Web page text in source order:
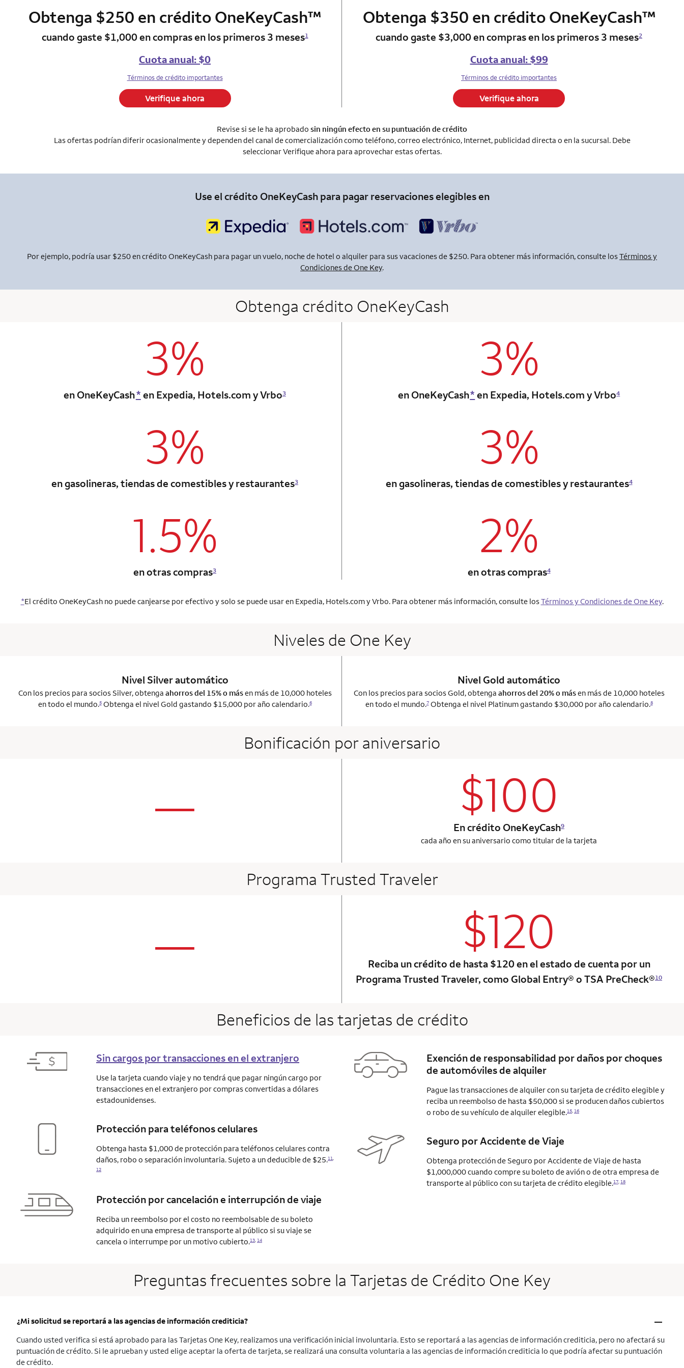
column 1 Onkey card
Obtenga $250 en crédito OneKeyCashtrademark
™
cuando gaste $1,000 en compras en los primeros 3 meses1
Cuota anual: $0
Términos de crédito importantes
Verifique ahora
column 2 Onkey+ card
Obtenga $350 en crédito OneKeyCash™
cuando gaste $3,000 en compras en los primeros 3 meses2
Cuota anual: $99
Términos de crédito importantes
Verifique ahora
Revise si se le ha aprobado sin ningún efecto en su puntuación de crédito
Las ofertas podrían diferir ocasionalmente y dependen del canal de comercialización como teléfono, correo electrónico, Internet, publicidad directa o en la sucursal. Debe
seleccionar Verifique ahora para aprovechar estas ofertas.
Use el crédito OneKeyCash para pagar reservaciones elegibles en
Por ejemplo, podría usar $250 en crédito OneKeyCash para pagar un vuelo, noche de hotel o alquiler para sus vacaciones de $250. Para obtener más información, consulte losTérminos y
Condiciones de One Key.
Obtenga crédito OneKeyCash
column 1 Onkey card
3%
en OneKeyCash* en Expedia, Hotels.com y Vrbo3
column 2 Onkey+ card
3%
en OneKeyCash* en Expedia, Hotels.com y Vrbo4
column 1 Onkey card
3%
en gasolineras, tiendas de comestibles y restaurantes3
column 2 Onkey+ card
3%
en gasolineras, tiendas de comestibles y restaurantes4
column 1 Onkey card
1.5%
en otras compras3
column 2 Onkey+ card
2%
en otras compras4
*El crédito OneKeyCash no puede canjearse por efectivo y solo se puede usar en Expedia, Hotels.com y Vrbo. Para obtener más información, consulte losTérminos y Condiciones de One Key.
Niveles de One Key
column 1 Onkey card
Nivel Silverautomático
Con los precios para socios Silver, obtenga ahorros del 15% o másen más de 10,000 hoteles
en todo el mundo.5Obtenga el nivel Gold gastando $15,000 por año calendario.6
column 2 Onkey+ card
Nivel Gold automático
Con los precios para socios Gold, obtenga ahorros del 20% o másen más de 10,000 hoteles
en todo el mundo.7Obtenga el nivel Platinum gastando $30,000 por año calendario.8
Bonificación por aniversario
—not applicable column 2 Onkey+ card
$100
En crédito OneKeyCash9
cada año en su aniversario como titular de la tarjeta
Programa Trusted Traveler
—not applicable column 2 Onkey+ card
$120
Reciba un crédito de hasta $120 en el estado de cuenta por un
Programa Trusted Traveler, como Global Entry® o TSA PreCheck®10
Beneficios de las tarjetas de crédito
Sin cargos por transacciones en el extranjero
Use la tarjeta cuando viaje y no tendrá que pagar ningún cargo por
transacciones en el extranjero por compras convertidas a dólares
estadounidenses.
Protección para teléfonos celulares
Obtenga hasta $1,000 de protección para teléfonos celulares contra
daños, robo o separación involuntaria. Sujeto a un deducible de $25.11
12
Protección por cancelación e interrupción de viaje
Reciba un reembolso por el costo no reembolsable de su boleto
adquirido en una empresa de transporte al público si su viaje se
cancela o interrumpe por un motivo cubierto.13 14
Exención de responsabilidad por daños por choques
de automóviles de alquiler
Pague las transacciones de alquiler con su tarjeta de crédito elegible y
reciba un reembolso de hasta $50,000 si se producen daños cubiertos
o robo de su vehículo de alquilerelegible.15 16
Seguro por Accidente de Viaje
Obtenga protección de Seguro por Accidente de Viaje de hasta
$1,000,000 cuando compre su boleto de avión o de otra empresa de
transporte al público con su tarjeta de crédito elegible.17 18
Preguntas frecuentes sobre la Tarjetas de Crédito One Key
¿Mi solicitud se reportará a las agencias de información crediticia? –
Cuando usted verifica si está aprobado para las Tarjetas One Key, realizamos una verificación inicial involuntaria. Esto se reportará a las agencias de información crediticia, pero no afectará su
puntuación de crédito. Si le aprueban y usted elige aceptar la oferta de tarjeta, se realizará una consulta voluntaria a las agencias de información crediticia lo que podría afectar su puntuación
de crédito.